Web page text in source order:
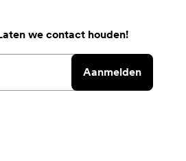
we contact houden!
Aanmelden